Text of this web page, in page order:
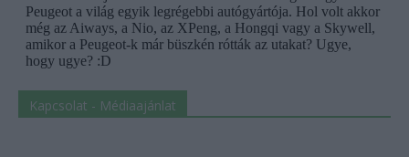
Kapcsolat - Médiaajánlat